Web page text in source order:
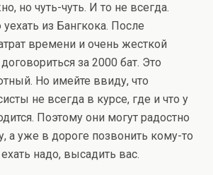
но чуть-чуть. И то не всегда.
из Бангкока. После
времени и очень жесткой
за 2000 бат. Это
Но имейте ввиду, что
не всегда в курсе, где и что у
Поэтому они могут радостно
а уже в дороге позвонить кому-то
надо, высадить вас.